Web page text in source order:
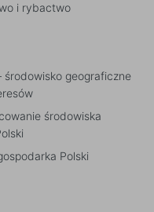
i rybactwo
środowisko geograficzne
środowiska
Polski